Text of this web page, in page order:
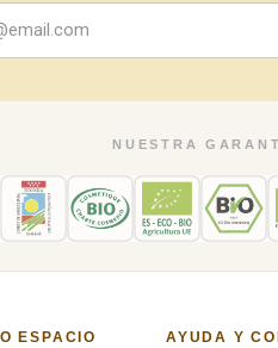
NUESTRA
ESPACIO AYUDA Y